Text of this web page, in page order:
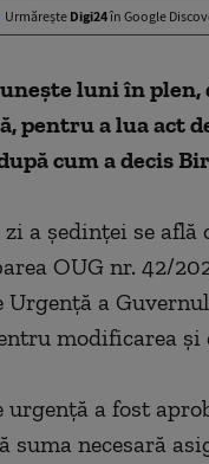
Urmărește Digi24în Google
luni în plen,
pentru a lua act
cum a decis
zi a şedinţei se
OUG nr. 42/
Urgenţă a
modificarea
urgenţă a fost
suma necesară